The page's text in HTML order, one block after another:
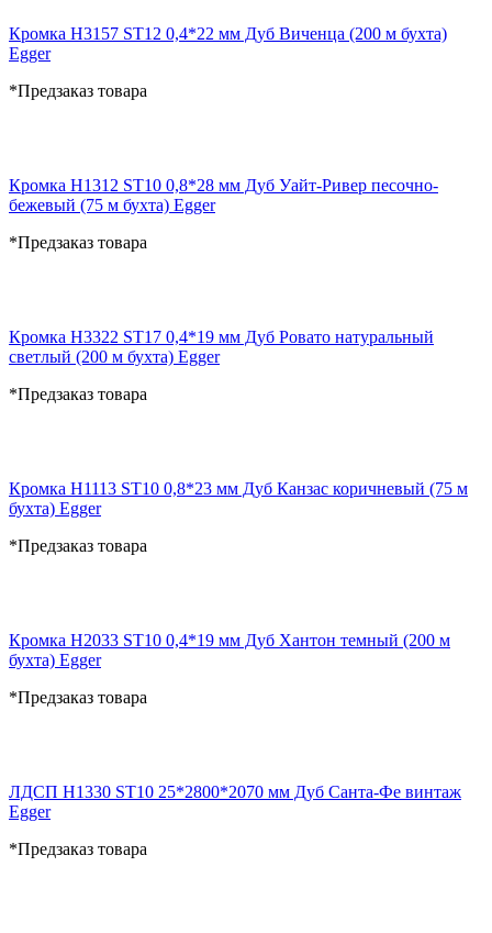
Кромка H3157 ST12 0,4*22 мм Дуб Виченца (200 м бухта)
Egger
*Предзаказ товара
Кромка H1312 ST10 0,8*28 мм Дуб Уайт-Ривер песочно-
бежевый (75 м бухта) Egger
*Предзаказ товара
Кромка H3322 ST17 0,4*19 мм Дуб Ровато натуральный
светлый (200 м бухта) Egger
*Предзаказ товара
Кромка H1113 ST10 0,8*23 мм Дуб Канзас коричневый (75 м
бухта) Egger
*Предзаказ товара
Кромка H2033 ST10 0,4*19 мм Дуб Хантон темный (200 м
бухта) Egger
*Предзаказ товара
ЛДСП H1330 ST10 25*2800*2070 мм Дуб Санта-Фе винтаж
Egger
*Предзаказ товара